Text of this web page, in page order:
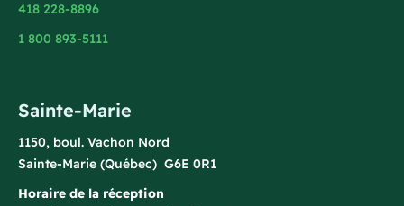
418 228-8896
1 800 893-5111
Sainte-Marie
1150, boul. Vachon Nord
Sainte-Marie (Québec) G6E 0R1
Horaire de la réception